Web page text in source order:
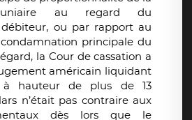
au regard du
ou par rapport au
principale du
la Cour de cassation a
américain liquidant
à hauteur de plus de 13
n’était pas contraire aux
dès lors que le